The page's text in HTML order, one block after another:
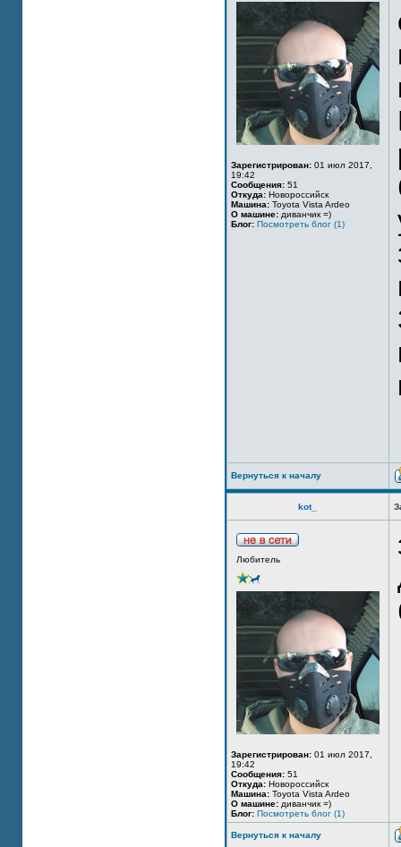
Зарегистрирован: 01 июл 2017,
19:42
Сообщения: 51
Откуда: Новороссийск
Машина: Toyota Vista Ardeo
О машине: диванчик =)
Блог: Посмотреть блог (1)
Вернуться к началу
kot_
Любитель
Зарегистрирован: 01 июл 2017,
19:42
Сообщения: 51
Откуда: Новороссийск
Машина: Toyota Vista Ardeo
О машине: диванчик =)
Блог: Посмотреть блог (1)
Вернуться к началу